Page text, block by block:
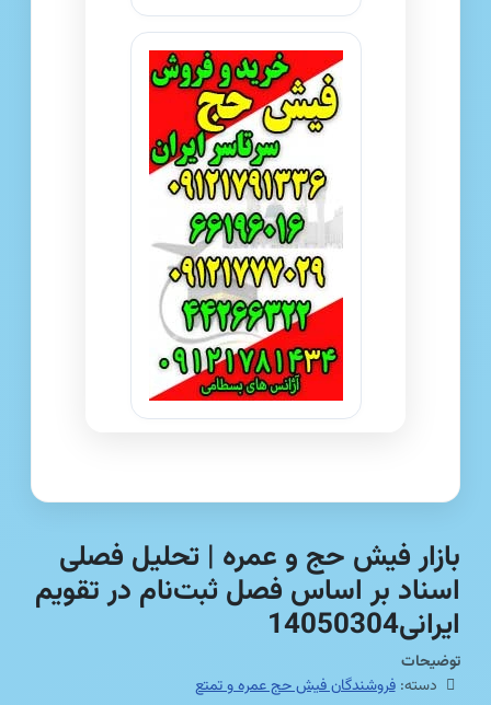
بازار فیش حج و عمره | تحلیل فصلی
اسناد بر اساس فصل ثبت‌نام در تقویم
ایرانی14050304
توضیحات
دسته:فروشندگان فیش حج عمره و تمتع